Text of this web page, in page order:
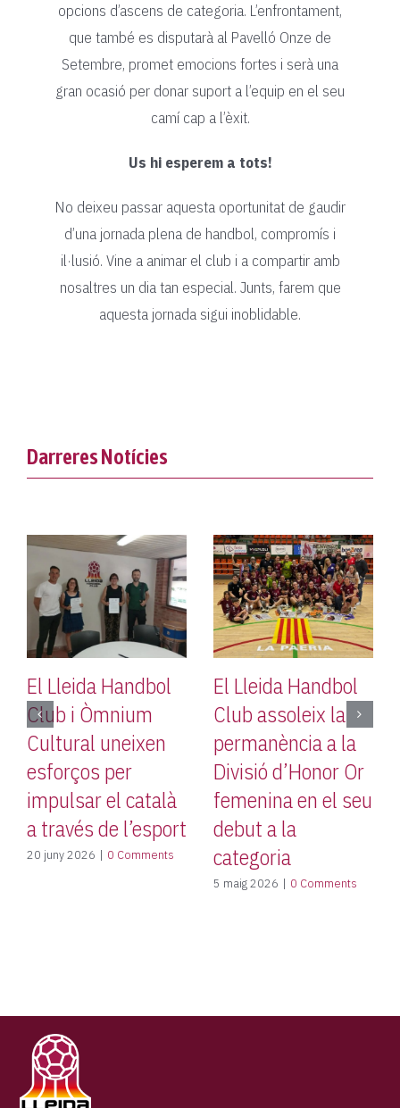
opcions d’ascens de categoria. L’enfrontament,
que també es disputarà al Pavelló Onze de
Setembre, promet emocions fortes i serà una
gran ocasió per donar suport a l’equip en el seu
camí cap a l’èxit.
Us hi esperem a tots!
No deixeu passar aquesta oportunitat de gaudir
d’una jornada plena de handbol, compromís i
il·lusió. Vine a animar el club i a compartir amb
nosaltres un dia tan especial. Junts, farem que
aquesta jornada sigui inoblidable.
Darreres Notícies
El Lleida Handbol
Club i Òmnium
Cultural uneixen
esforços per
impulsar el català
a través de l’esport
20 juny 2026 | 0 Comments
El Lleida Handbol
Club assoleix la
permanència a la
Divisió d’Honor Or
femenina en el seu
debut a la
categoria
5 maig 2026 | 0 Comments